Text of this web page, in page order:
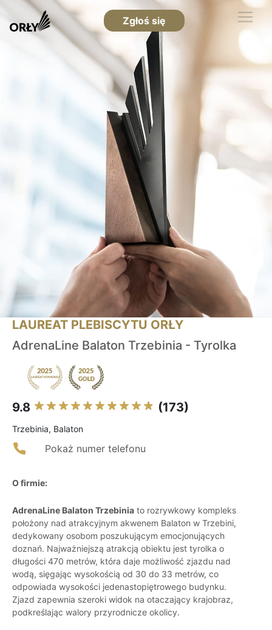
Zgłoś się
LAUREAT PLEBISCYTU ORŁY
AdrenaLine Balaton Trzebinia - Tyrolka
9.8 (173)
Trzebinia, Balaton
Pokaż numer telefonu
O firmie:
AdrenaLine Balaton Trzebinia to rozrywkowy kompleks
położony nad atrakcyjnym akwenem Balaton w Trzebini,
dedykowany osobom poszukującym emocjonujących
doznań. Najważniejszą atrakcją obiektu jest tyrolka o
długości 470 metrów, która daje możliwość zjazdu nad
wodą, sięgając wysokością od 30 do 33 metrów, co
odpowiada wysokości jedenastopiętrowego budynku.
Zjazd zapewnia szeroki widok na otaczający krajobraz,
podkreślając walory przyrodnicze okolicy.